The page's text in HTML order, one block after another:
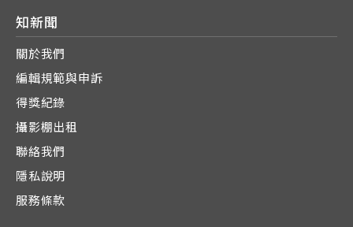
知新聞
關於我們
編輯規範與申訴
得獎紀錄
攝影棚出租
聯絡我們
隱私說明
服務條款